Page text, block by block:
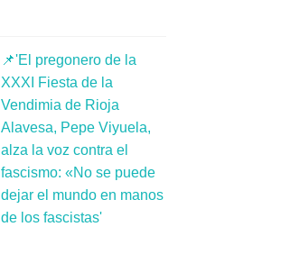
📌'El pregonero de la
XXXI Fiesta de la
Vendimia de Rioja
Alavesa, Pepe Viyuela,
alza la voz contra el
fascismo: «No se puede
dejar el mundo en manos
de los fascistas'